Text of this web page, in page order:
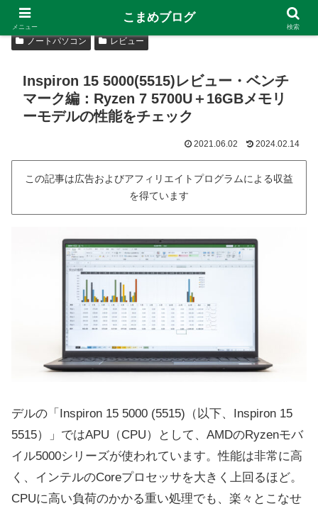
ノートパソコン レビュー
Inspiron 15 5000(5515)レビュー・ベンチ
マーク編：Ryzen 7 5700U＋16GBメモリ
ーモデルの性能をチェック
2021.06.02 2024.02.14
この記事は広告およびアフィリエイトプログラムによる収益
を得ています
デルの「Inspiron 15 5000 (5515)（以下、Inspiron 15
5515）」ではAPU（CPU）として、AMDのRyzenモバ
イル5000シリーズが使われています。性能は非常に高
く、インテルのCoreプロセッサを大きく上回るほど。
CPUに高い負荷のかかる重い処理でも、楽々とこなせ
メニュー
こまめブログ
検索